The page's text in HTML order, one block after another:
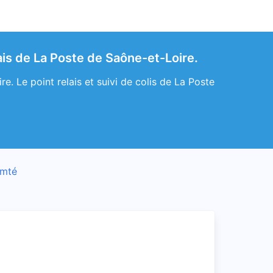
de La Poste de Saône-et-Loire.
Le point relais et suivi de colis de La Poste